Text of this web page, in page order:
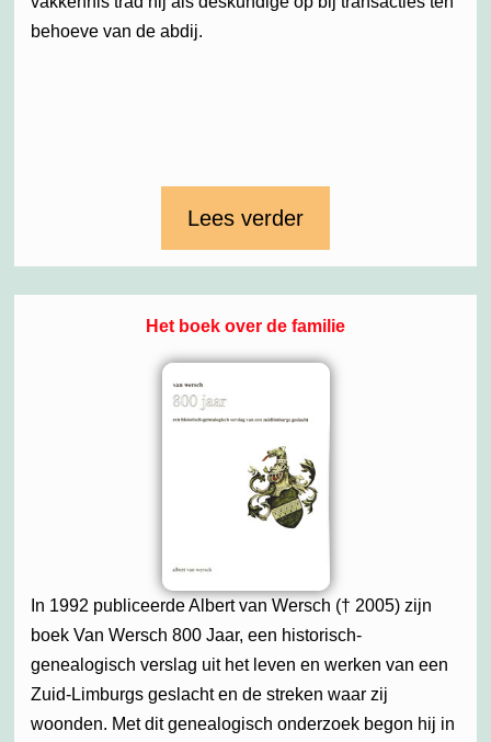
behoeve van de abdij.
Lees verder
Het boek over de familie
In 1992 publiceerde Albert van Wersch († 2005) zijn
boek Van Wersch 800 Jaar, een historisch-
genealogisch verslag uit het leven en werken van een
Zuid-Limburgs geslacht en de streken waar zij
woonden. Met dit genealogisch onderzoek begon hij in